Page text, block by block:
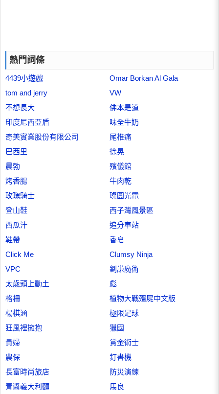
熱門詞條
4439小遊戲
Omar Borkan Al Gala
tom and jerry
VW
不想長大
佛本是道
印度尼西亞盾
味全牛奶
奇美實業股份有限公司
尾椎痛
巴西里
徐晃
晨勃
殯儀館
烤香腸
牛肉乾
玫瑰騎士
璨圓光電
登山鞋
西子灣風景區
西瓜汁
追分車站
鞋帶
香皂
Click Me
Clumsy Ninja
VPC
劉謙魔術
太歲頭上動土
彪
格柵
植物大戰殭屍中文版
楊棋涵
極限足球
狂風裡擁抱
獵國
貴婦
賞金術士
農保
釘書機
長富時尚旅店
防災演練
青醬義大利麵
馬良